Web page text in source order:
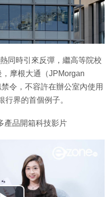
同時引來反彈，繼高等院校
摩根大通（JPMorgan
令，不容許在辦公室內使用
行界的首個例子。
產品開箱科技影片